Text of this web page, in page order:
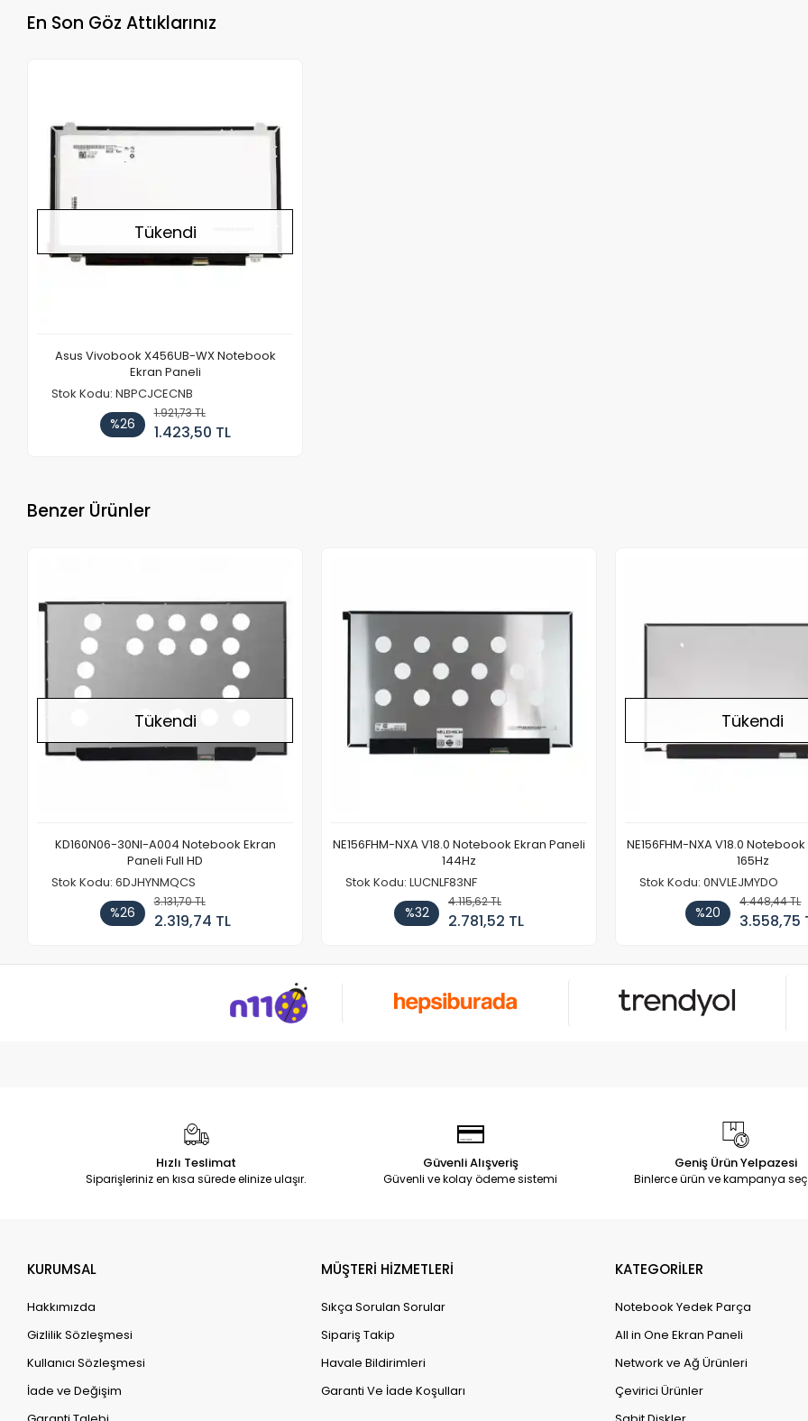
En Son Göz Attıklarınız
Tükendi
Asus Vivobook X456UB-WX Notebook
Ekran Paneli
Stok Kodu: NBPCJCECNB
%26
1.921,73 TL
1.423,50 TL
Benzer Ürünler
Tükendi
KD160N06-30NI-A004 Notebook Ekran
Paneli Full HD
Stok Kodu: 6DJHYNMQCS
%26
3.131,70 TL
2.319,74 TL
NE156FHM-NXA V18.0 Notebook Ekran Paneli
144Hz
Stok Kodu: LUCNLF83NF
%32
4.115,62 TL
2.781,52 TL
Tükendi
NE156FHM-NXA V18.0
165Hz
Stok Kodu: 0NVLEJMYDO
%20
4.448,44 TL
3.558,75
Hızlı Teslimat
Siparişleriniz en kısa sürede elinize ulaşır.
Güvenli Alışveriş
Güvenli ve kolay ödeme sistemi
Geniş Ürün Yelpazesi
Binlerce ürün ve kampanya
KURUMSAL
Hakkımızda
Gizlilik Sözleşmesi
Kullanıcı Sözleşmesi
İade ve Değişim
MÜŞTERİ HİZMETLERİ
Sıkça Sorulan Sorular
Sipariş Takip
Havale Bildirimleri
Garanti Ve İade Koşulları
KATEGORİLER
Notebook Yedek Parça
All in One Ekran Paneli
Network ve Ağ Ürünleri
Çevirici Ürünler